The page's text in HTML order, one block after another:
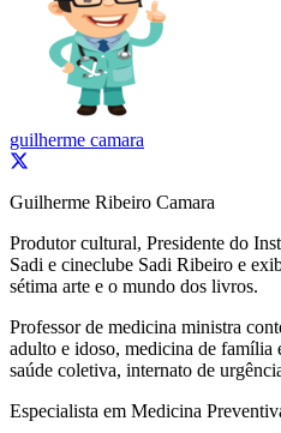
guilherme camara
Guilherme Ribeiro Camara
Produtor cultural, Presidente do
Sadi e cineclube Sadi Ribeiro e
sétima arte e o mundo dos livros.
Professor de medicina ministra
adulto e idoso, medicina de família
saúde coletiva, internato de
Especialista em Medicina